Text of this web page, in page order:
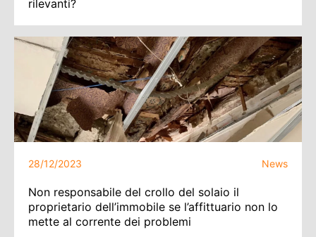
rilevanti?
28/12/2023 News
Non responsabile del crollo del solaio il
proprietario dell’immobile se l’affittuario non lo
mette al corrente dei problemi